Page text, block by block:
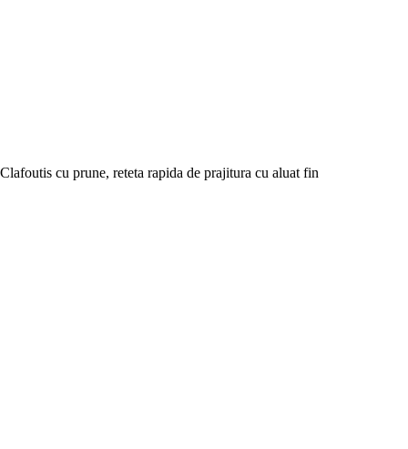
Clafoutis cu prune, reteta rapida de prajitura cu aluat fin